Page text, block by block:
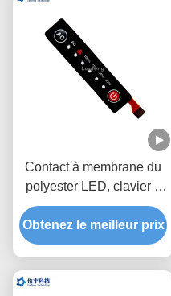
Contact à membrane du
polyester LED, clavier à
membrane fait sur
commande de circuit
flexible
Obtenez le meilleur prix